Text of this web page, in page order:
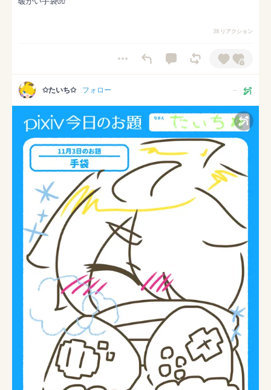
38 リアクション
✩たいち✩ フォロー --